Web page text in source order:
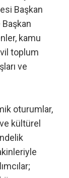
Başkan
Başkan
kamu
toplum
ve
oturumlar,
kültürel